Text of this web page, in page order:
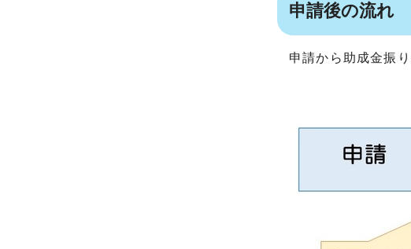
申請後の流れ
申請から助成金振